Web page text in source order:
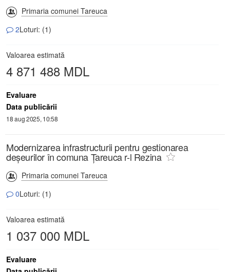
Primaria comunei Tareuca
2Loturi: (1)
Valoarea estimată
4 871 488 MDL
Evaluare
Data publicării
18 aug 2025, 10:58
Modernizarea infrastructurii pentru gestionarea
deșeurilor în comuna Țareuca r-l Rezina
Primaria comunei Tareuca
0Loturi: (1)
Valoarea estimată
1 037 000 MDL
Evaluare